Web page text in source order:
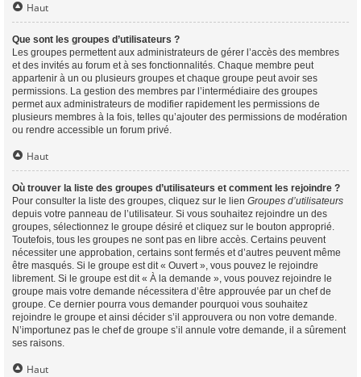
Haut
Que sont les groupes d’utilisateurs ?
Les groupes permettent aux administrateurs de gérer l’accès des membres
et des invités au forum et à ses fonctionnalités. Chaque membre peut
appartenir à un ou plusieurs groupes et chaque groupe peut avoir ses
permissions. La gestion des membres par l’intermédiaire des groupes
permet aux administrateurs de modifier rapidement les permissions de
plusieurs membres à la fois, telles qu’ajouter des permissions de modération
ou rendre accessible un forum privé.
Haut
Où trouver la liste des groupes d’utilisateurs et comment les rejoindre ?
Pour consulter la liste des groupes, cliquez sur le lien Groupes d’utilisateurs
depuis votre panneau de l’utilisateur. Si vous souhaitez rejoindre un des
groupes, sélectionnez le groupe désiré et cliquez sur le bouton approprié.
Toutefois, tous les groupes ne sont pas en libre accès. Certains peuvent
nécessiter une approbation, certains sont fermés et d’autres peuvent même
être masqués. Si le groupe est dit « Ouvert », vous pouvez le rejoindre
librement. Si le groupe est dit « À la demande », vous pouvez rejoindre le
groupe mais votre demande nécessitera d’être approuvée par un chef de
groupe. Ce dernier pourra vous demander pourquoi vous souhaitez
rejoindre le groupe et ainsi décider s’il approuvera ou non votre demande.
N’importunez pas le chef de groupe s’il annule votre demande, il a sûrement
ses raisons.
Haut